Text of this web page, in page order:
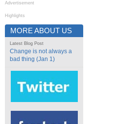
Advertisement
Highlights
MORE ABOUT US
Latest Blog Post
Change is not always a
bad thing (Jan 1)